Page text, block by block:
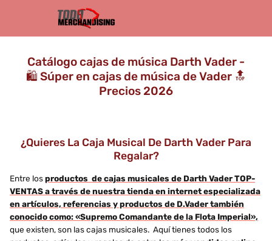
Catálogo cajas de música Darth Vader -
🛍️ Súper en cajas de música de Vader 🔝
Precios 2026
¿Quieres La Caja Musical De Darth Vader Para
Regalar?
Entre losproductos de cajas musicales de Darth Vader TOP-
VENTAS a través de nuestra tienda en internet especializada
en artículos, referencias y productos de D.Vader también
conocido como: «Supremo Comandante de la Flota Imperial»,
que existen, son las cajas musicales. Aquí tienes todos los